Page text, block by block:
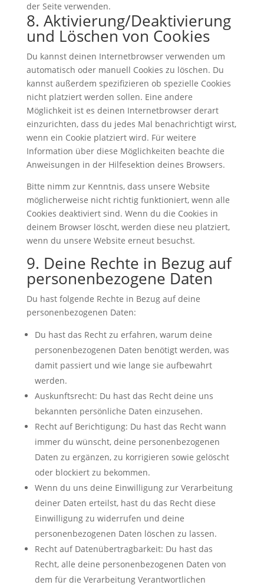
der Seite verwenden.
8. Aktivierung/Deaktivierung
und Löschen von Cookies
Du kannst deinen Internetbrowser verwenden um
automatisch oder manuell Cookies zu löschen. Du
kannst außerdem spezifizieren ob spezielle Cookies
nicht platziert werden sollen. Eine andere
Möglichkeit ist es deinen Internetbrowser derart
einzurichten, dass du jedes Mal benachrichtigt wirst,
wenn ein Cookie platziert wird. Für weitere
Information über diese Möglichkeiten beachte die
Anweisungen in der Hilfesektion deines Browsers.
Bitte nimm zur Kenntnis, dass unsere Website
möglicherweise nicht richtig funktioniert, wenn alle
Cookies deaktiviert sind. Wenn du die Cookies in
deinem Browser löscht, werden diese neu platziert,
wenn du unsere Website erneut besuchst.
9. Deine Rechte in Bezug auf
personenbezogene Daten
Du hast folgende Rechte in Bezug auf deine
personenbezogenen Daten:
Du hast das Recht zu erfahren, warum deine
personenbezogenen Daten benötigt werden, was
damit passiert und wie lange sie aufbewahrt
werden.
Auskunftsrecht: Du hast das Recht deine uns
bekannten persönliche Daten einzusehen.
Recht auf Berichtigung: Du hast das Recht wann
immer du wünscht, deine personenbezogenen
Daten zu ergänzen, zu korrigieren sowie gelöscht
oder blockiert zu bekommen.
Wenn du uns deine Einwilligung zur Verarbeitung
deiner Daten erteilst, hast du das Recht diese
Einwilligung zu widerrufen und deine
personenbezogenen Daten löschen zu lassen.
Recht auf Datenübertragbarkeit: Du hast das
Recht, alle deine personenbezogenen Daten von
dem für die Verarbeitung Verantwortlichen